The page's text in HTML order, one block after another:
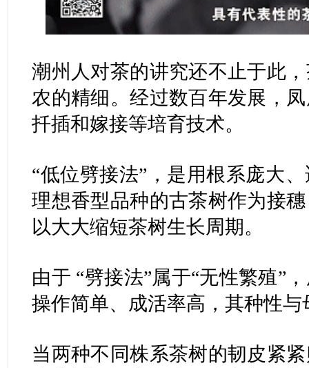
潮州人对茶的讲究还不止于此
农的精细。经过数百年发展，
扦插和嫁接等培育技术。
“低位劈接法”，是用根系庞大
理想香型品种的古茶树作为接
以大大缩短茶树生长周期。
由于 “劈接法”属于“无性繁殖”
操作简单、成活率高，其种性
当两种不同株系茶树的韧皮紧